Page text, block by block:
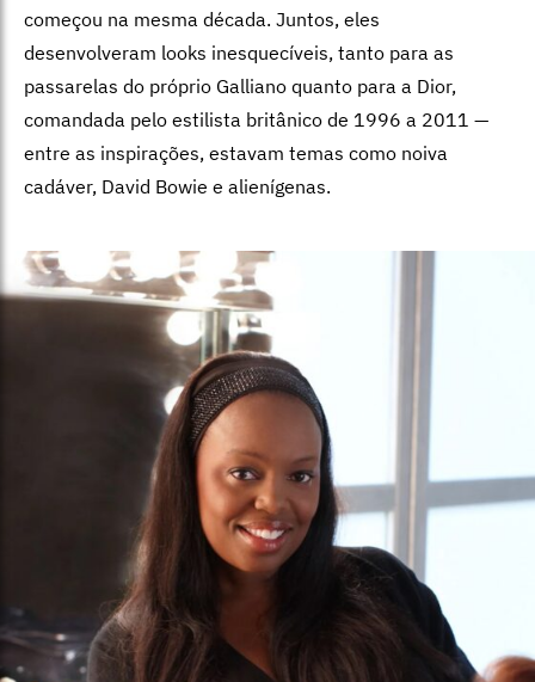
começou na mesma década. Juntos, eles
desenvolveram looks inesquecíveis, tanto para as
passarelas do próprio Galliano quanto para a Dior,
comandada pelo estilista britânico de 1996 a 2011 —
entre as inspirações, estavam temas como noiva
cadáver, David Bowie e alienígenas.